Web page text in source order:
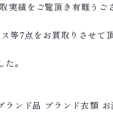
実績をご覧頂き有難うご
等7点をお買取りさせて頂
。
ンド品 ブランド衣類